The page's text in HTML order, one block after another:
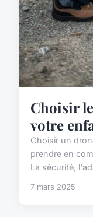
Choisir
votre
Choisir un
prendre en
La sécurité,
7 mars 2025